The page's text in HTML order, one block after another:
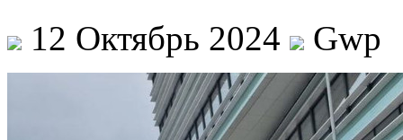
12 Октябрь 2024 Gwp